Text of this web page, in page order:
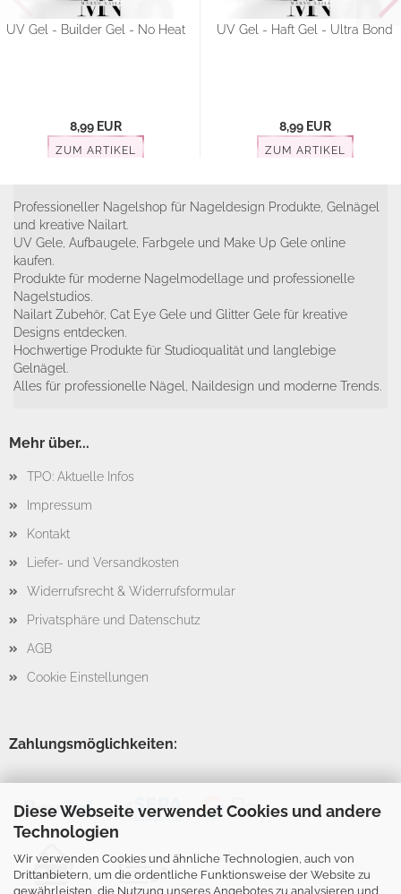
Diese Webseite verwendet Cookies und andere
Technologien
Wir verwenden Cookies und ähnliche Technologien, auch von
Drittanbietern, um die ordentliche Funktionsweise der Website zu
gewährleisten, die Nutzung unseres Angebotes zu analysieren und
UV Gel - Builder Gel - No Heat
8,99 EUR
ZUM ARTIKEL
UV Gel - Haft Gel - Ultra Bond
8,99 EUR
ZUM ARTIKEL
Professioneller Nagelshop für Nageldesign Produkte, Gelnägel
und kreative Nailart.
UV Gele, Aufbaugele, Farbgele und Make Up Gele online
kaufen.
Produkte für moderne Nagelmodellage und professionelle
Nagelstudios.
Nailart Zubehör, Cat Eye Gele und Glitter Gele für kreative
Designs entdecken.
Hochwertige Produkte für Studioqualität und langlebige
Gelnägel.
Alles für professionelle Nägel, Naildesign und moderne Trends.
Mehr über...
TPO: Aktuelle Infos
Impressum
Kontakt
Liefer- und Versandkosten
Widerrufsrecht & Widerrufsformular
Privatsphäre und Datenschutz
AGB
Cookie Einstellungen
Zahlungsmöglichkeiten: